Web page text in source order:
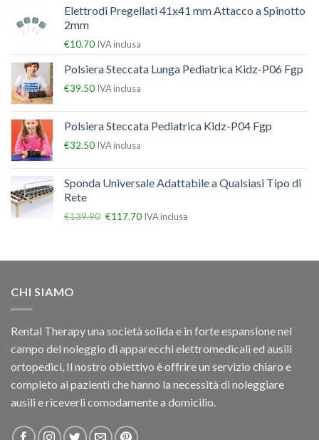
Elettrodi Pregellati 41x41 mm Attacco a Spinotto
2mm
€10.70 IVA inclusa
Polsiera Steccata Lunga Pediatrica Kidz-P06 Fgp
€39.50 IVA inclusa
Polsiera Steccata Pediatrica Kidz-P04 Fgp
€32.50 IVA inclusa
Sponda Universale Adattabile a Qualsiasi Tipo di
Rete
€139.90 €117.70 IVA inclusa
CHI SIAMO
Rental Therapy una società solida e in forte espansione nel
campo del noleggio di apparecchi elettromedicali ed ausili
ortopedici, Il nostro obiettivo è offrire un servizio chiaro e
completo ai pazienti che hanno la necessità di noleggiare
ausili e riceverli comodamente a domicilio.